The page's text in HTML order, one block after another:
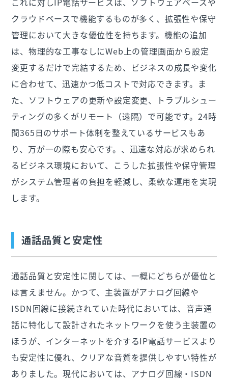
クラウドベースで機能するものが多く、拡張性や保守
管理において大きな優位性を持ちます。機能の追加
は、物理的な工事なしにWeb上の管理画面から設定
変更するだけで完結するため、ビジネスの成長や変化
に合わせて、迅速かつ低コストで対応できます。ま
た、ソフトウェアの更新や設定変更、トラブルシュー
ティングの多くがリモート（遠隔）で可能です。24時
間365日のサポート体制を整えているサービスもあ
り、万が一の際も安心です。、迅速な対応が求められ
るビジネス環境において、こうした拡張性や保守管理
がシステム管理者の負担を軽減し、柔軟な運用を実現
します。
通話品質と安定性
通話品質と安定性に関しては、一概にどちらが優位と
は言えません。かつて、主装置がアナログ回線や
ISDN回線に接続されていた時代においては、音声通
話に特化して設計されたネットワークを使う主装置の
ほうが、インターネットを介するIP電話サービスより
も安定性に優れ、クリアな音質を提供しやすい特性が
ありました。現代においては、アナログ回線・ISDN